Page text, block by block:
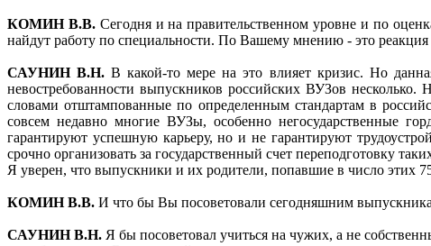
КОМИН В.В.Сегодня и на правительственном уровне и по
найдут работу по специальности. По Вашему мнению - это
САУНИН В.Н. В какой-то мере на это влияет кризис. Но
невостребованности выпускников российских ВУЗов несколько.
словами отштампованные по определенным стандартам в
совсем недавно многие ВУЗы, особенно негосударственные
гарантируют успешную карьеру, но и не гарантируют
срочно организовать за государственный счет переподготовку
Я уверен, что выпускники и их родители, попавшие в число этих
КОМИН В.В. И что бы Вы посоветовали сегодняшним
САУНИН В.Н. Я бы посоветовал учиться на чужих, а не